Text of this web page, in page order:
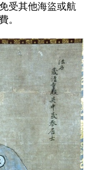
受其他海盜或航
。